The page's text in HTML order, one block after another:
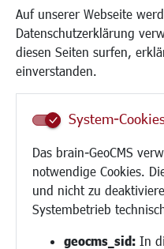
Auf unserer Webseite
Datenschutzerklärung
diesen Seiten surfen,
einverstanden.
System-
Das brain-GeoCMS
notwendige Cookies.
und nicht zu
Systembetrieb
geocms_sid: In
Kinderbetreuung
Kinder und Jugend
Institutionen für Familien
Frauen
Schule
Demokratie leben
Ukrainehilfe
Hilfe für Geflüchtete
Religion